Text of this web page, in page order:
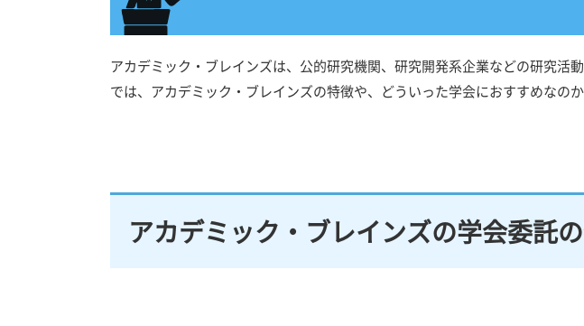
アカデミック・ブレインズは、公的研究機関、研究開発系企業などの研究活
では、アカデミック・ブレインズの特徴や、どういった学会におすすめなの
アカデミック・ブレインズの学会委託